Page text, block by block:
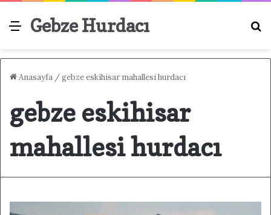
Menü
Gebze Hurdacı
Anasayfa /gebze eskihisar mahallesi hurdacı
gebze eskihisar
mahallesi hurdacı